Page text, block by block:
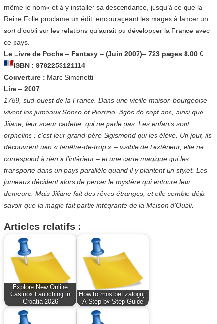
même le nom» et à y installer sa descendance, jusqu’à ce que la
Reine Folle proclame un édit, encourageant les mages à lancer un
sort d’oubli sur les relations qu’aurait pu développer la France avec
ce pays.
Le Livre de Poche – Fantasy – (Juin 2007)– 723 pages 8.00 €
ISBN : 9782253121114
Couverture : Marc Simonetti
Lire – 2007
1789, sud-ouest de la France. Dans une vieille maison bourgeoise
vivent les jumeaux Senso et Pierrino, âgés de sept ans, ainsi que
Jiiane, leur soeur cadette, qui ne parle pas. Les enfants sont
orphelins : c’est leur grand-père Sigismond qui les élève. Un jour, ils
découvrent uen « fenêtre-de-trop » – visible de l’extérieur, elle ne
correspond à rien à l’intérieur – et une carte magique qui les
transporte dans un pays parallèle quand il y plantent un stylet. Les
jumeaux décident alors de percer le mystère qui entoure leur
demeure. Mais Jiliane fait des rêves étranges, et elle semble déjà
savoir que la magie fait partie intégrante de la Maison d’Oubli.
Articles relatifs :
Explore New Online
Casinos Launching in
Croatia 2026
How to mostbet zaloguj:
A Step-by-Step Guide